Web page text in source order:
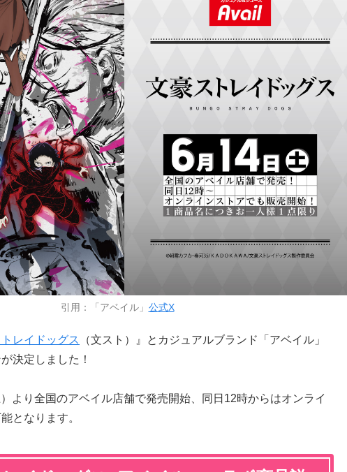
引用：「アベイル」 公式X
レイドッグス
（文スト）』とカジュアルブランド「アベイル」
決定しました！
より全国のアベイル店舗で発売開始、同日12時からはオンライ
となります。